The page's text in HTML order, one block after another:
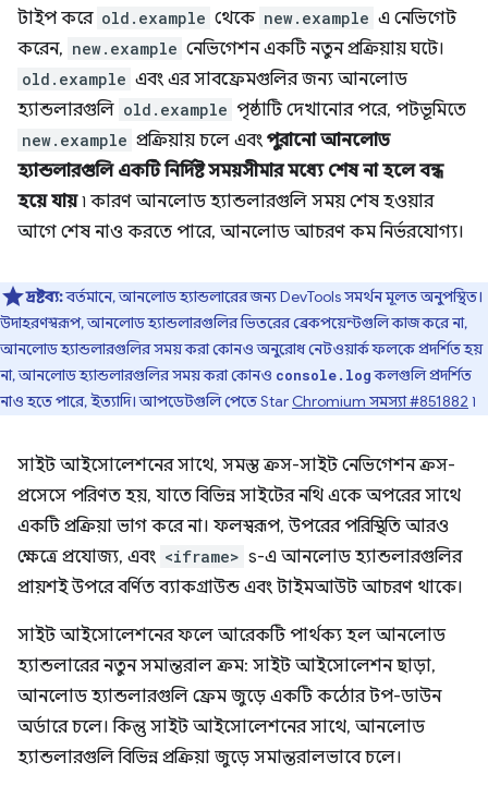
টাইপ করে old.example থেকে new.example এ নেভিগেট
করেন, new.example নেভিগেশন একটি নতুন প্রক্রিয়ায় ঘটে।
old.example এবং এর সাবফ্রেমগুলির জন্য আনলোড
হ্যান্ডলারগুলি old.example পৃষ্ঠাটি দেখানোর পরে, পটভূমিতে
new.example প্রক্রিয়ায় চলে এবং পুরানো আনলোড
হ্যান্ডলারগুলি একটি নির্দিষ্ট সময়সীমার মধ্যে শেষ না হলে বন্ধ
হয়ে যায়৷ কারণ আনলোড হ্যান্ডলারগুলি সময় শেষ হওয়ার
আগে শেষ নাও করতে পারে, আনলোড আচরণ কম নির্ভরযোগ্য।
দ্রষ্টব্য:বর্তমানে, আনলোড হ্যান্ডলারের জন্য DevTools সমর্থন মূলত অনুপস্থিত।
উদাহরণস্বরূপ, আনলোড হ্যান্ডলারগুলির ভিতরের ব্রেকপয়েন্টগুলি কাজ করে না,
আনলোড হ্যান্ডলারগুলির সময় করা কোনও অনুরোধ নেটওয়ার্ক ফলকে প্রদর্শিত হয়
না, আনলোড হ্যান্ডলারগুলির সময় করা কোনও console.logকলগুলি প্রদর্শিত
নাও হতে পারে, ইত্যাদি। আপডেটগুলি পেতে Star Chromium সমস্যা #851882 ৷
সাইট আইসোলেশনের সাথে, সমস্ত ক্রস-সাইট নেভিগেশন ক্রস-
প্রসেসে পরিণত হয়, যাতে বিভিন্ন সাইটের নথি একে অপরের সাথে
একটি প্রক্রিয়া ভাগ করে না। ফলস্বরূপ, উপরের পরিস্থিতি আরও
ক্ষেত্রে প্রযোজ্য, এবং <iframe> s-এ আনলোড হ্যান্ডলারগুলির
প্রায়শই উপরে বর্ণিত ব্যাকগ্রাউন্ড এবং টাইমআউট আচরণ থাকে।
সাইট আইসোলেশনের ফলে আরেকটি পার্থক্য হল আনলোড
হ্যান্ডলারের নতুন সমান্তরাল ক্রম: সাইট আইসোলেশন ছাড়া,
আনলোড হ্যান্ডলারগুলি ফ্রেম জুড়ে একটি কঠোর টপ-ডাউন
অর্ডারে চলে। কিন্তু সাইট আইসোলেশনের সাথে, আনলোড
হ্যান্ডলারগুলি বিভিন্ন প্রক্রিয়া জুড়ে সমান্তরালভাবে চলে।